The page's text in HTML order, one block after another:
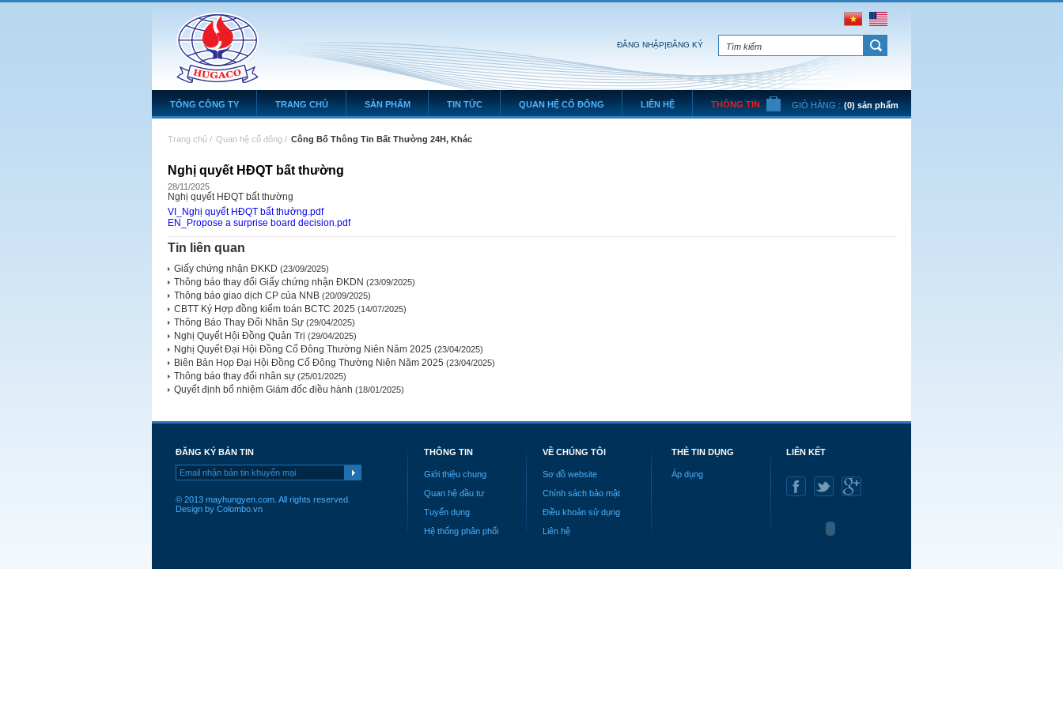
GIỎ HÀNG : (0) sản phẩm
ĐĂNG NHẬP|ĐĂNG KÝ
TỔNG CÔNG TY TRANG CHỦ SẢN PHẨM TIN TỨC QUAN HỆ CỔ ĐÔNG LIÊN HỆ THÔNG TIN
Trang chủ / Quan hệ cổ đông / Công Bố Thông Tin Bất Thường 24H, Khác
Nghị quyết HĐQT bất thường
28/11/2025
Nghị quyết HĐQT bất thường
VI_Nghị quyết HĐQT bất thường.pdf
EN_Propose a surprise board decision.pdf
Tin liên quan
Giấy chứng nhận ĐKKD (23/09/2025)
Thông báo thay đổi Giấy chứng nhận ĐKDN (23/09/2025)
Thông báo giao dịch CP của NNB (20/09/2025)
CBTT Ký Hợp đồng kiểm toán BCTC 2025 (14/07/2025)
Thông Báo Thay Đổi Nhân Sự (29/04/2025)
Nghị Quyết Hội Đồng Quản Trị (29/04/2025)
Nghị Quyết Đại Hội Đồng Cổ Đông Thường Niên Năm 2025 (23/04/2025)
Biên Bản Họp Đại Hội Đồng Cổ Đông Thường Niên Năm 2025 (23/04/2025)
Thông báo thay đổi nhân sự (25/01/2025)
Quyết định bổ nhiệm Giám đốc điều hành (18/01/2025)
ĐĂNG KÝ BẢN TIN
© 2013 mayhungyen.com. All rights reserved.
Design by Colombo.vn
THÔNG TIN
Giới thiệu chung
Quan hệ đầu tư
Tuyển dụng
Hệ thống phân phối
VỀ CHÚNG TÔI
Sơ đồ website
Chính sách bảo mật
Điều khoản sử dụng
Liên hệ
THẺ TIN DỤNG
Áp dụng
LIÊN KẾT